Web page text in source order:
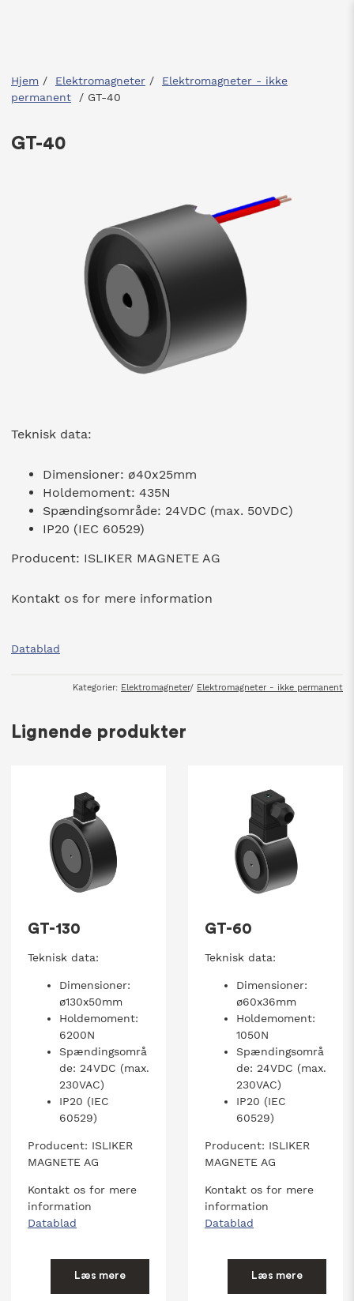
Hjem / Elektromagneter /
Elektromagneter - ikke
permanent
/ GT-40
GT-40
Teknisk data:
Dimensioner: ø40x25mm
Holdemoment: 435N
Spændingsområde: 24VDC (max. 50VDC)
IP20 (IEC 60529)
Producent: ISLIKER MAGNETE AG
Kontakt os for mere information
Datablad
Kategorier: Elektromagneter/ Elektromagneter - ikke permanent
Lignende produkter
GT-130
Teknisk data:
Dimensioner:
ø130x50mm
Holdemoment:
6200N
Spændingsområ
de: 24VDC (max.
230VAC)
IP20 (IEC
60529)
Producent: ISLIKER
MAGNETE AG
Kontakt os for mere
information
Datablad
Læs mere
GT-60
Teknisk data:
Dimensioner:
ø60x36mm
Holdemoment:
1050N
Spændingsområ
de: 24VDC (max.
230VAC)
IP20 (IEC
60529)
Producent: ISLIKER
MAGNETE AG
Kontakt os for mere
information
Datablad
Læs mere